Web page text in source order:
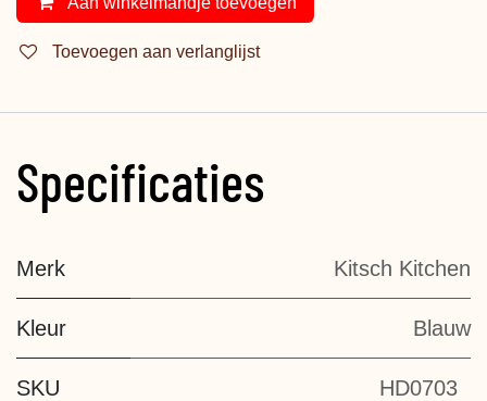
Toevoegen aan verlanglijst
Specificaties
Merk Kitsch Kitchen
Kleur Blauw
SKU HD0703